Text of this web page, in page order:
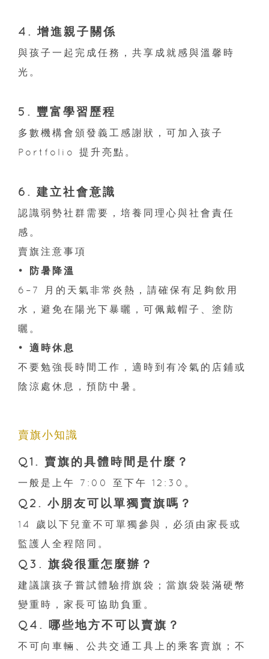
4. 增進親子關係
與孩子一起完成任務，共享成就感與溫馨時
光。
5. 豐富學習歷程
多數機構會頒發義工感謝狀，可加入孩子
Portfolio 提升亮點。
6. 建立社會意識
認識弱勢社群需要，培養同理心與社會責任
感。
賣旗注意事項
• 防暑降溫
6–7 月的天氣非常炎熱，請確保有足夠飲用
水，避免在陽光下暴曬，可佩戴帽子、塗防
曬。
• 適時休息
不要勉強長時間工作，適時到有冷氣的店鋪或
陰涼處休息，預防中暑。
賣旗小知識
Q1. 賣旗的具體時間是什麼？
一般是上午 7:00 至下午 12:30。
Q2. 小朋友可以單獨賣旗嗎？
14 歲以下兒童不可單獨參與，必須由家長或
監護人全程陪同。
Q3. 旗袋很重怎麼辦？
建議讓孩子嘗試體驗揹旗袋；當旗袋裝滿硬幣
變重時，家長可協助負重。
Q4. 哪些地方不可以賣旗？
不可向車輛、公共交通工具上的乘客賣旗；不